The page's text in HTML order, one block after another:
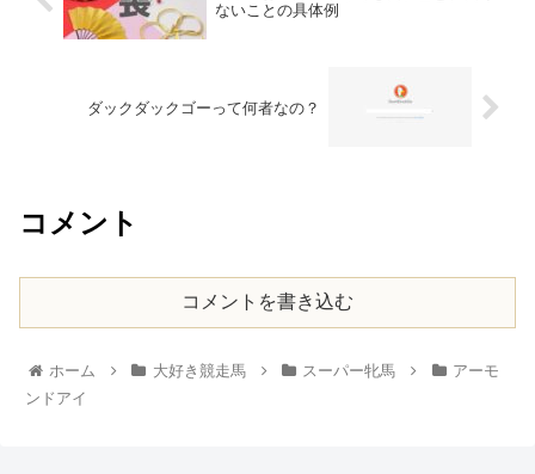
ないことの具体例
ダックダックゴーって何者なの？
コメント
コメントを書き込む
ホーム 大好き競走馬 スーパー牝馬
アーモ
ンドアイ